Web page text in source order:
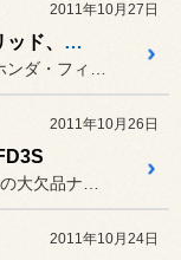
2011年10月27日
フィット シャトルハイブリッド、レイズを履いてみました。
2011年10月26日
2011年10月24日